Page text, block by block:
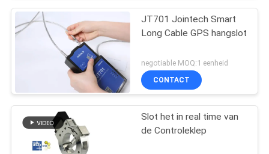
JT701 Jointech Smart
Long Cable GPS hangslot
negotiable MOQ:1 eenheid
CONTACT
Slot het in real time van
de Controleklep